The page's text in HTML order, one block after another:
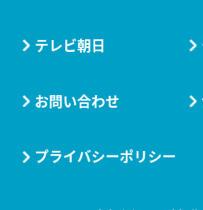
テレビ朝日
お問い合わせ
プライバシーポリシー